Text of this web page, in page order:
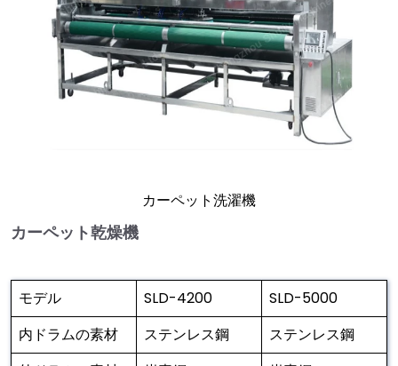
カーペット洗濯機
カーペット乾燥機
モデル SLD-4200
SLD-5000
内ドラムの素材
ステンレス鋼
ステンレス鋼